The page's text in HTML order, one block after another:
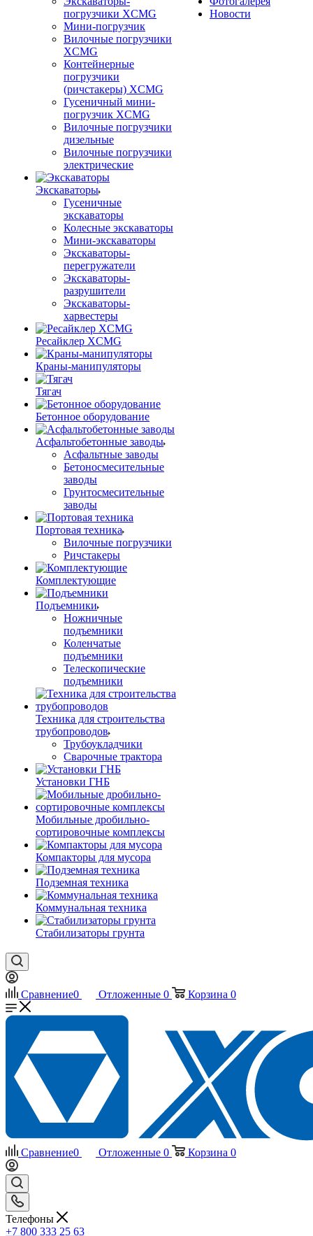
погрузчики XCMG
Мини-погрузчик
Вилочные погрузчики
XCMG
Контейнерные
погрузчики
(ричстакеры) XCMG
Гусеничный мини-
погрузчик XCMG
Вилочные погрузчики
дизельные
Вилочные погрузчики
электрические
Экскаваторы
Гусеничные
экскаваторы
Колесные экскаваторы
Мини-экскаваторы
Экскаваторы-
перегружатели
Экскаваторы-
разрушители
Экскаваторы-
харвестеры
Ресайклер XCMG
Краны-манипуляторы
Тягач
Бетонное оборудование
Асфальтобетонные заводы
Асфальтные заводы
Бетоносмесительные
заводы
Грунтосмесительные
заводы
Портовая техника
Вилочные погрузчики
Ричстакеры
Комплектующие
Подъемники
Ножничные
подъемники
Коленчатые
подъемники
Телескопические
подъемники
Техника для строительства
трубопроводов
Трубоукладчики
Сварочные трактора
Установки ГНБ
Мобильные дробильно-
сортировочные комплексы
Компакторы для мусора
Подземная техника
Коммунальная техника
Стабилизаторы грунта
Новости
Сравнение0 Отложенные 0 Корзина 0
Сравнение0 Отложенные 0 Корзина 0
Телефоны
+7 800 333 25 63